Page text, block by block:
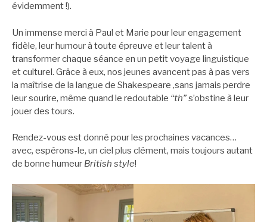
évidemment !).
Un immense merci à Paul et Marie pour leur engagement
fidèle, leur humour à toute épreuve et leur talent à
transformer chaque séance en un petit voyage linguistique
et culturel. Grâce à eux, nos jeunes avancent pas à pas vers
la maîtrise de la langue de Shakespeare ,sans jamais perdre
leur sourire, même quand le redoutable “th”s’obstine à leur
jouer des tours.
Rendez-vous est donné pour les prochaines vacances…
avec, espérons-le, un ciel plus clément, mais toujours autant
de bonne humeur British style!